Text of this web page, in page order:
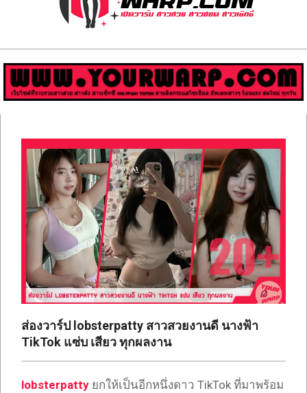
ส่อง
วาร์
ป
สวย
มีชื่อ
เสียง
คน
คน
กระแส
เซ็กซี่
ONLYFANS
TIKTOK
Navigation
ส่องวาร์ป lobsterpatty สาวสวยงานดี นางฟ้า
TikTok แซ่บ เสียว ทุกผลงาน
lobsterpatty ยกให้เป็นอีกหนึ่งดาว TikTok ที่มาพร้อม